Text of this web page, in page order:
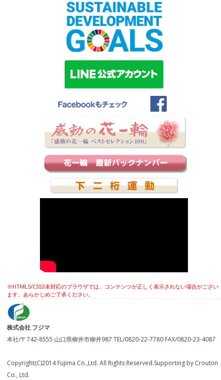
※HTML5/CSS3未対応のブラウザでは、コンテンツが正しく表示されない場合がござい
ます。あらかじめご了承ください。
株式会社 フジマ
本社/〒742-8555 山口県柳井市柳井987 TEL/0820-22-7780 FAX/0820-23-4087
Copyright(C)2014 Fujima Co.,Ltd. All Rights Reserved.Supporting by Crouton
Co., Ltd.